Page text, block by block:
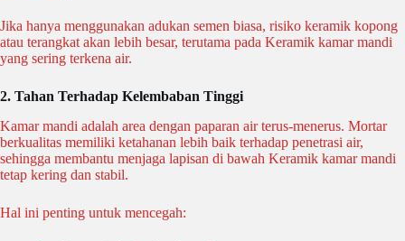
Jika hanya menggunakan adukan semen biasa, risiko keramik kopong
atau terangkat akan lebih besar, terutama pada Keramik kamar mandi
yang sering terkena air.
2. Tahan Terhadap Kelembaban Tinggi
Kamar mandi adalah area dengan paparan air terus-menerus. Mortar
berkualitas memiliki ketahanan lebih baik terhadap penetrasi air,
sehingga membantu menjaga lapisan di bawah Keramik kamar mandi
tetap kering dan stabil.
Hal ini penting untuk mencegah: